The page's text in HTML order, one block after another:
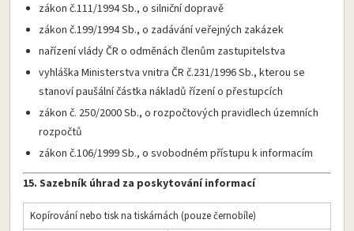
zákon č.111/1994 Sb., o silniční dopravě
zákon č.199/1994 Sb., o zadávání veřejných zakázek
nařízení vlády ČR o odměnách členům zastupitelstva
vyhláška Ministerstva vnitra ČR č.231/1996 Sb., kterou se
stanoví paušální částka nákladů řízení o přestupcích
zákon č. 250/2000 Sb., o rozpočtových pravidlech územních
rozpočtů
zákon č.106/1999 Sb., o svobodném přístupu k informacím
15. Sazebník úhrad za poskytování informací
Kopírování nebo tisk na tiskárnách (pouze černobíle)